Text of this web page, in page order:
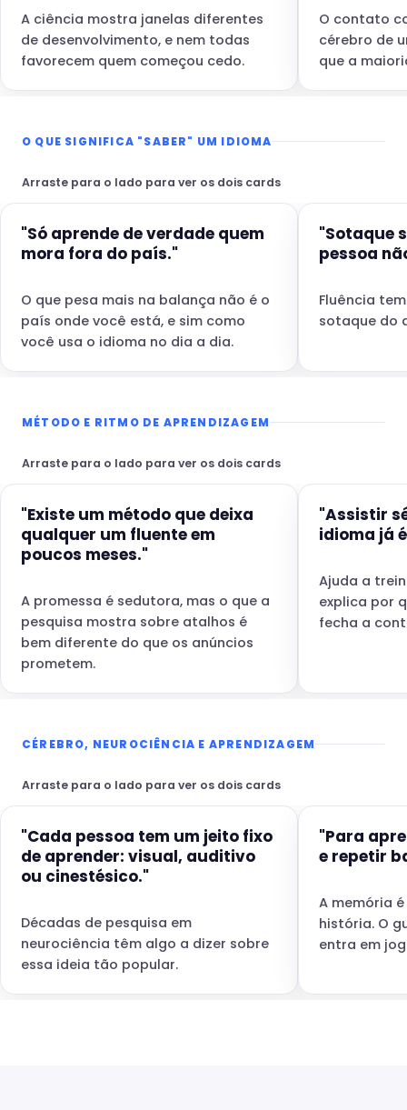
A ciência mostra janelas diferentes
de desenvolvimento, e nem todas
favorecem quem começou cedo.
O contato
cérebro de
que a
O QUE SIGNIFICA "SABER" UM IDIOMA
Arraste para o lado para ver os dois cards
"Só aprende de verdade quem
mora fora do país."
O que pesa mais na balança não é o
país onde você está, e sim como
você usa o idioma no dia a dia.
"Sotaque
pessoa
Fluência
sotaque do
MÉTODO E RITMO DE APRENDIZAGEM
Arraste para o lado para ver os dois cards
"Existe um método que deixa
qualquer um fluente em
poucos meses."
A promessa é sedutora, mas o que a
pesquisa mostra sobre atalhos é
bem diferente do que os anúncios
prometem.
"Assistir
idioma já
Ajuda a
explica por
fecha a
CÉREBRO, NEUROCIÊNCIA E APRENDIZAGEM
Arraste para o lado para ver os dois cards
"Cada pessoa tem um jeito fixo
de aprender: visual, auditivo
ou cinestésico."
Décadas de pesquisa em
neurociência têm algo a dizer sobre
essa ideia tão popular.
"Para
e repetir
A memória
história. O
entra em